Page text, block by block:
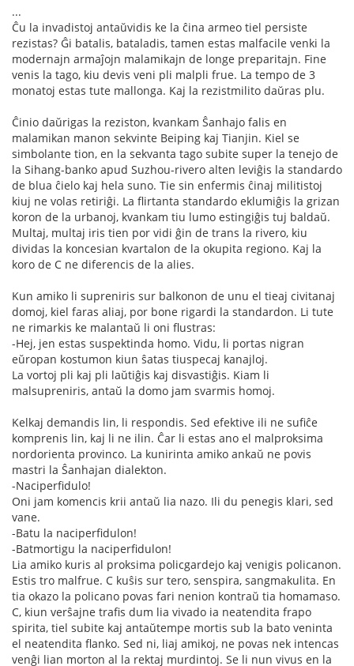
...
Ĉu la invadistoj antaŭvidis ke la ĉina armeo tiel persiste
rezistas? Ĝi batalis, bataladis, tamen estas malfacile venki la
modernajn armaĵojn malamikajn de longe preparitajn. Fine
venis la tago, kiu devis veni pli malpli frue. La tempo de 3
monatoj estas tute mallonga. Kaj la rezistmilito daŭras plu.
Ĉinio daŭrigas la reziston, kvankam Ŝanhajo falis en
malamikan manon sekvinte Beiping kaj Tianjin. Kiel se
simbolante tion, en la sekvanta tago subite super la tenejo de
la Sihang-banko apud Suzhou-rivero alten leviĝis la standardo
de blua ĉielo kaj hela suno. Tie sin enfermis ĉinaj militistoj
kiuj ne volas retiriĝi. La flirtanta standardo eklumiĝis la grizan
koron de la urbanoj, kvankam tiu lumo estingiĝis tuj baldaŭ.
Multaj, multaj iris tien por vidi ĝin de trans la rivero, kiu
dividas la koncesian kvartalon de la okupita regiono. Kaj la
koro de C ne diferencis de la alies.
Kun amiko li supreniris sur balkonon de unu el tieaj civitanaj
domoj, kiel faras aliaj, por bone rigardi la standardon. Li tute
ne rimarkis ke malantaŭ li oni flustras:
-Hej, jen estas suspektinda homo. Vidu, li portas nigran
eŭropan kostumon kiun ŝatas tiuspecaj kanajloj.
La vortoj pli kaj pli laŭtiĝis kaj disvastiĝis. Kiam li
malsupreniris, antaŭ la domo jam svarmis homoj.
Kelkaj demandis lin, li respondis. Sed efektive ili ne sufiĉe
komprenis lin, kaj li ne ilin. Ĉar li estas ano el malproksima
nordorienta provinco. La kunirinta amiko ankaŭ ne povis
mastri la Ŝanhajan dialekton.
-Naciperfidulo!
Oni jam komencis krii antaŭ lia nazo. Ili du penegis klari, sed
vane.
-Batu la naciperfidulon!
-Batmortigu la naciperfidulon!
Lia amiko kuris al proksima policgardejo kaj venigis policanon.
Estis tro malfrue. C kuŝis sur tero, senspira, sangmakulita. En
tia okazo la policano povas fari nenion kontraŭ tia homamaso.
C, kiun verŝajne trafis dum lia vivado ia neatendita frapo
spirita, tiel subite kaj antaŭtempe mortis sub la bato veninta
el neatendita flanko. Sed ni, liaj amikoj, ne povas nek intencas
venĝi lian morton al la rektaj murdintoj. Se li nun vivus en la